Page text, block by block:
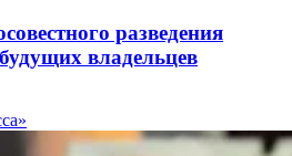
разведения
владельцев